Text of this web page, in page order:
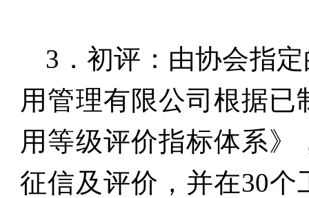
3 ．初评：由协会指
用管理有限公司根据
用等级评价指标体系
征信及评价，并在30个